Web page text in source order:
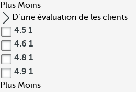
Plus Moins
D’une évaluation de les clients
4.5 1
4.6 1
4.8 1
4.9 1
Plus Moins